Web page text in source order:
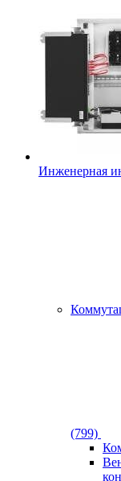
Инженерная
(799)